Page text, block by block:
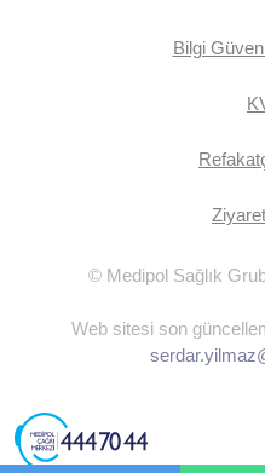
Bilgi
© Medipol Sağlık
Web sitesi son